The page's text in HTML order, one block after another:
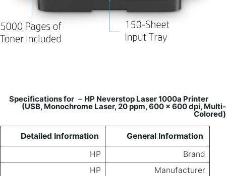
– HP Neverstop Laser 1000a Printer
(USB, Monochrome Laser, 20 ppm, 600 x 600 dpi, Multi-
Colored)
General Information
Detailed Information
Brand
HP
Manufacturer
HP